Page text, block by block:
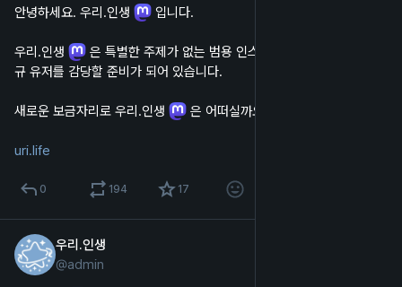
안녕하세요. 우리.인생
입니다.
우리.인생
은 특별한 주제가 없는 범용 인스턴스이며, 많은 수의 신
규 유저를 감당할 준비가 되어 있습니다.
새로운 보금자리로 우리.인생 은 어떠실까요?
uri.life
0 194 17
우리.인생
@admin